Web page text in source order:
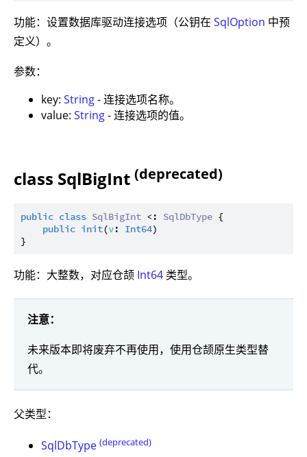
功能：设置数据库驱动连接选项（公钥在 SqlOption 中预
定义）。
参数：
key: String- 连接选项名称。
value: String- 连接选项的值。
class SqlBigInt (deprecated)
public class SqlBigInt <: SqlDbType {
public init(v: Int64)
功能：大整数，对应仓颉 Int64 类型。
注意：
未来版本即将废弃不再使用，使用仓颉原生类型替
代。
父类型：
SqlDbType (deprecated)